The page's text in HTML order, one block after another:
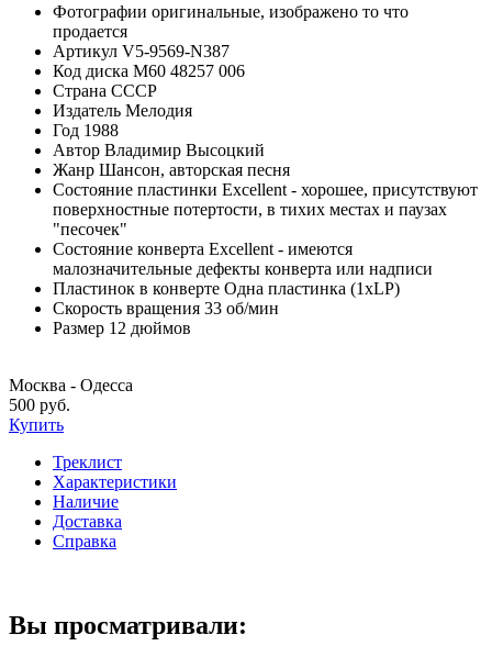
Фотографии оригинальные, изображено то что
продается
Артикул V5-9569-N387
Код диска М60 48257 006
Страна СССР
Издатель Мелодия
Год 1988
Автор Владимир Высоцкий
Жанр Шансон, авторская песня
Состояние пластинки Excellent - хорошее, присутствуют
поверхностные потертости, в тихих местах и паузах
"песочек"
Состояние конверта Excellent - имеются
малозначительные дефекты конверта или надписи
Пластинок в конверте Одна пластинка (1xLP)
Скорость вращения 33 об/мин
Размер 12 дюймов
Москва - Одесса
500 руб.
Купить
Треклист
Характеристики
Наличие
Доставка
Справка
Вы просматривали: